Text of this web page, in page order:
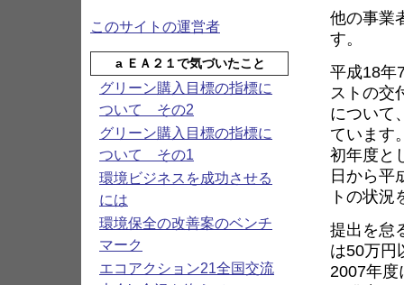
他の事業
す。
平成18年
ストの交
について
ています
初年度と
日から平
トの状況
提出を怠
は50万円
2007年度
このサイトの運営者
a ＥＡ２１で気づいたこと
グリーン購入目標の指標に
ついて その2
グリーン購入目標の指標に
ついて その1
環境ビジネスを成功させる
には
環境保全の改善案のベンチ
マーク
エコアクション21全国交流